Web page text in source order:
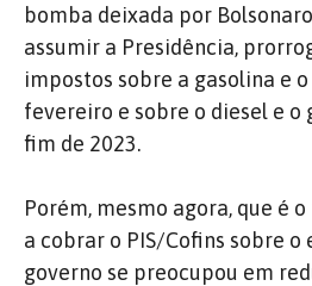
bomba deixada por
assumir a Presidência,
impostos sobre a gasolina e
fevereiro e sobre o diesel e o
fim de 2023.
Porém, mesmo agora, que é
a cobrar o PIS/Cofins sobre o
governo se preocupou em